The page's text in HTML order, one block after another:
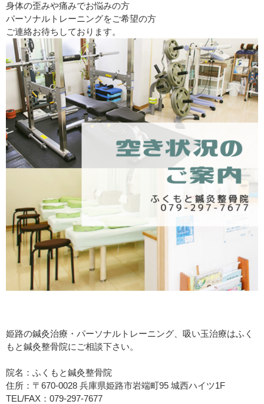
身体の歪みや痛みでお悩みの方
パーソナルトレーニングをご希望の方
ご連絡お待ちしております。
姫路の鍼灸治療・パーソナルトレーニング、吸い玉治療はふく
もと鍼灸整骨院にご相談下さい。
院名：ふくもと鍼灸整骨院
住所：〒670-0028 兵庫県姫路市岩端町95 城西ハイツ1F
TEL/FAX：079-297-7677